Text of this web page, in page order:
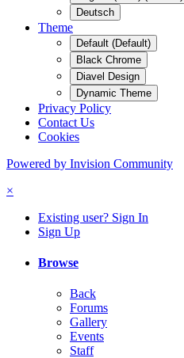
Deutsch
Theme
Default (Default)
Black Chrome
Diavel Design
Dynamic Theme
Privacy Policy
Contact Us
Cookies
Powered by Invision Community
×
Existing user? Sign In
Sign Up
Browse
Back
Forums
Gallery
Events
Staff